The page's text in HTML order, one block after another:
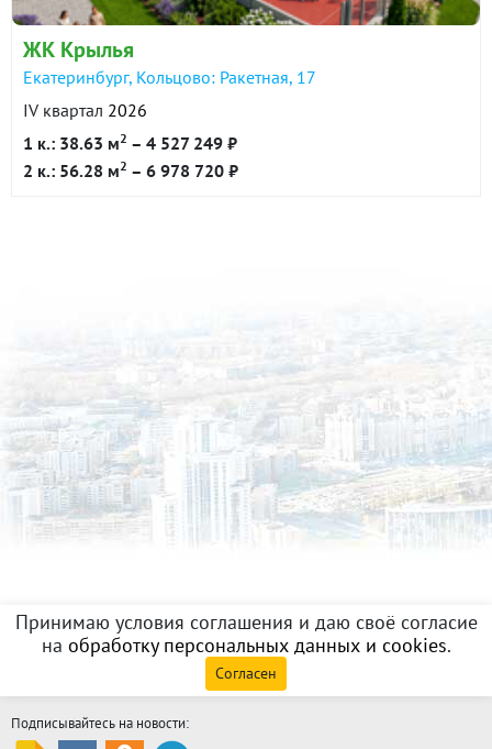
ЖК Крылья
Екатеринбург, Кольцово: Ракетная, 17
IV квартал 2026
1 к.: 38.63 м2 – 4 527 249 ₽
2 к.: 56.28 м2 – 6 978 720 ₽
Принимаю условия соглашения и даю своё согласие
на обработку персональных данных и cookies.
Согласен
Подписывайтесь на новости: